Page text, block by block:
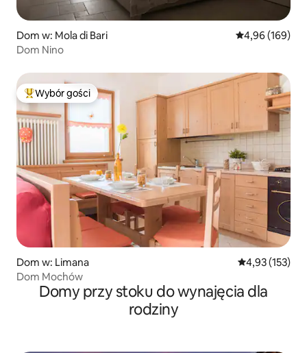
Dom w: Mola di Bari Średnia
4,96 (169)
Dom Nino
Najpopularniejsze z kategorii Wybór gości
Wybór gości
Dom w: Limana Średnia
4,93 (153)
Dom Mochów
Domy przy stoku do wynajęcia dla
rodziny